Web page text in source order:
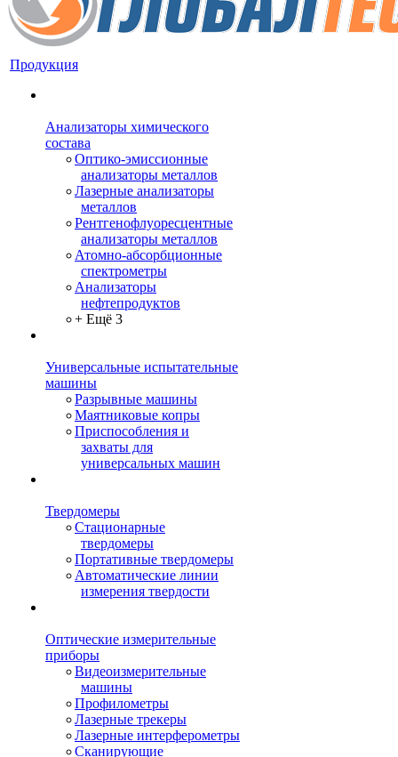
Продукция
Анализаторы химического
состава
Оптико-эмиссионные
анализаторы металлов
Лазерные анализаторы
металлов
Рентгенофлуоресцентные
анализаторы металлов
Атомно-абсорбционные
спектрометры
Анализаторы
нефтепродуктов
+ Ещё 3
Универсальные испытательные
машины
Разрывные машины
Маятниковые копры
Приспособления и
захваты для
универсальных машин
Твердомеры
Стационарные
твердомеры
Портативные твердомеры
Автоматические линии
измерения твердости
Оптические измерительные
приборы
Видеоизмерительные
машины
Профилометры
Лазерные трекеры
Лазерные интерферометры
Сканирующие